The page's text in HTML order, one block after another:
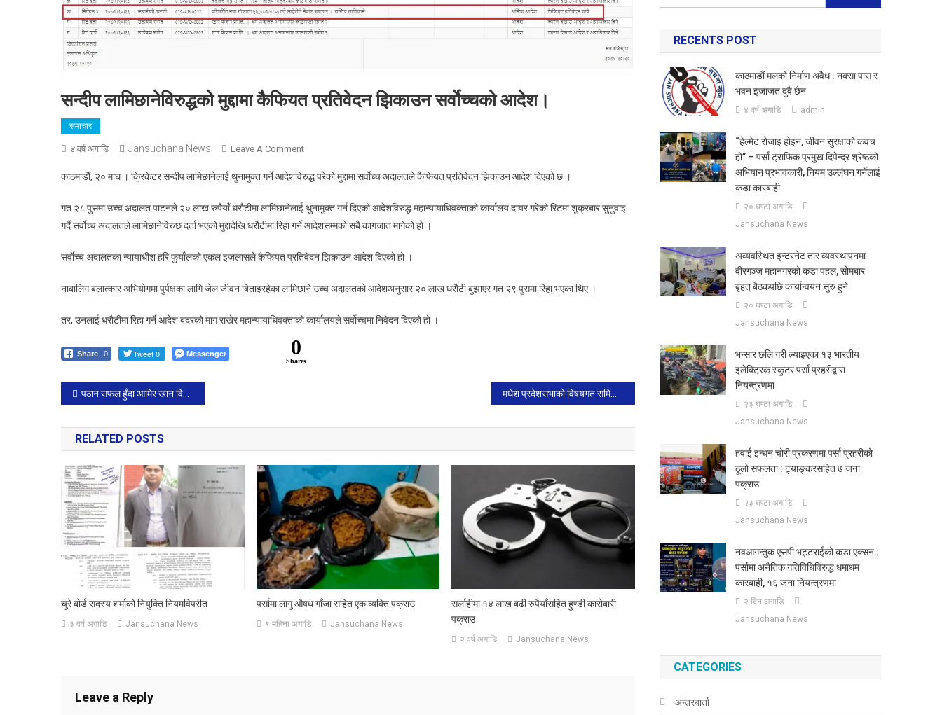
सन्दीप लामिछानेविरुद्धको मुद्दामा कैफियत प्रतिवेदन झिकाउन सर्वाेच्चको आदेश।
समाचार
४ वर्ष अगाडि Jansuchana News Leave A CommentOn
लामिछानेविरुद्धको
कैफियत
प्रतिवेदन
सर्वाेच्चको
काठमाडौं, २० माघ । क्रिकेटर सन्दीप लामिछानेलाई थुनामुक्त गर्ने आदेशविरुद्ध परेको मुद्दामा सर्वाेच्च अदालतले कैफियत प्रतिवेदन झिकाउन आदेश दिएको छ ।
गत २८ पुसमा उच्च अदालत पाटनले २० लाख रुपैयाँ धरौटीमा लामिछानेलाई थुनामुक्त गर्न दिएको आदेशविरुद्ध महान्यायाधिवक्ताको कार्यालय दायर गरेको रिटमा शुक्रबार सुनुवाइ
गर्दै सर्वाेच्च अदालतले लामिछानेविरुछ दर्ता भएको मुद्दादेखि धरौटीमा रिहा गर्ने आदेशसम्मको सबै कागजात मागेको हो ।
सर्वाेच्च अदालतका न्यायाधीश हरि फुयाँलको एकल इजलासले कैफियत प्रतिवेदन झिकाउन आदेश दिएको हो ।
नाबालिग बलात्कार अभियोगमा पुर्पक्षका लागि जेल जीवन बिताइरहेका लामिछाने उच्च अदालतको आदेशअनुसार २० लाख धरौटी बुझाएर गत २९ पुसमा रिहा भएका थिए ।
तर, उनलाई धरौटीमा रिहा गर्ने आदेश बदरको माग राखेर महान्यायाधिवक्ताको कार्यालयले सर्वोच्चमा निवेदन दिएको हो ।
Share 0 Tweet 0 Messenger 0
Shares
Post
navigation
पठान सफल हुँदा आमिर खान विस्थापित ! मधेश प्रदेशसभाको विषयगत समिति सभापतिमा भागबन्डा मिल्यो।
RELATED POSTS
चुरे बोर्ड सदस्य शर्माको नियुक्ति नियमविपरीत
३ वर्ष अगाडि Jansuchana News
पर्सामा लागु औषध गाँजा सहित एक व्यक्ति पक्राउ
९ महिना अगाडि Jansuchana News
सर्लाहीमा १४ लाख बढी रुपैयाँसहित हुण्डी कारोबारी
पक्राउ
२ वर्ष अगाडि Jansuchana News
Leave a Reply
for:
RECENTS POST
काठमाडौं मलको निर्माण अवैध : नक्सा पास र
भवन इजाजत दुवै छैन
४ वर्ष अगाडि admin
“हेल्मेट रोजाइ होइन, जीवन सुरक्षाको कवच
हो” – पर्सा ट्राफिक प्रमुख दिपेन्द्र श्रेष्ठको
अभियान प्रभावकारी, नियम उल्लंघन गर्नेलाई
कडा कारबाही
२० घण्टा अगाडि
Jansuchana News
अव्यवस्थित इन्टरनेट तार व्यवस्थापनमा
वीरगञ्ज महानगरको कडा पहल, सोमबार
बृहत् बैठकपछि कार्यान्वयन सुरु हुने
२० घण्टा अगाडि
Jansuchana News
भन्सार छलि गरी ल्याइएका १३ भारतीय
इलेक्ट्रिक स्कुटर पर्सा प्रहरीद्वारा
नियन्त्रणमा
२३ घण्टा अगाडि
Jansuchana News
हवाई इन्धन चोरी प्रकरणमा पर्सा प्रहरीको
ठूलो सफलता : ट्याङ्करसहित ७ जना
पक्राउ
२३ घण्टा अगाडि
Jansuchana News
नवआगन्तुक एसपी भट्टराईको कडा एक्सन :
पर्सामा अनैतिक गतिविधिविरुद्ध धमाधम
कारबाही, १६ जना नियन्त्रणमा
२ दिन अगाडि
Jansuchana News
CATEGORIES
अन्तरबार्ता